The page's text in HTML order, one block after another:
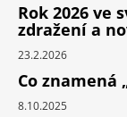
Rok 2026 ve
zdražení a
23.2.2026
Co znamená
8.10.2025